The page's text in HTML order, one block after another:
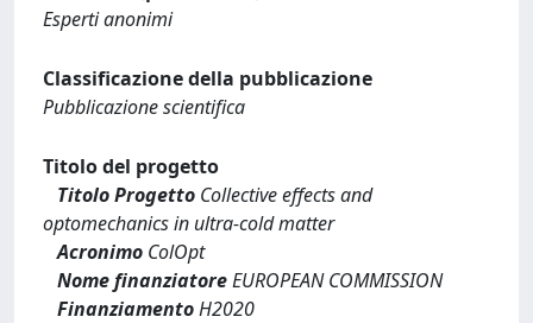
Esperti anonimi
Classificazione della pubblicazione
Pubblicazione scientifica
Titolo del progetto
Titolo Progetto Collective effects and
optomechanics in ultra-cold matter
Acronimo ColOpt
Nome finanziatoreEUROPEAN COMMISSION
FinanziamentoH2020